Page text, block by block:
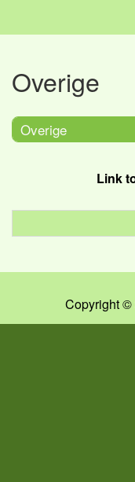
Overige
Overige
Link
Copyright ©